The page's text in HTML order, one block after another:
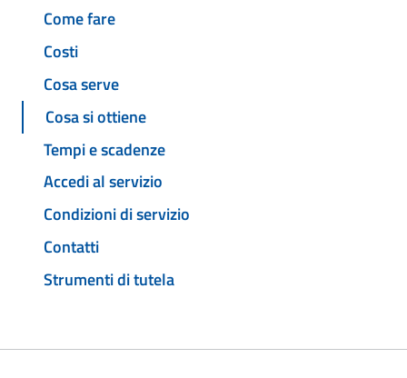
Come fare
Costi
Cosa serve
Cosa si ottiene
Tempi e scadenze
Accedi al servizio
Condizioni di servizio
Contatti
Strumenti di tutela